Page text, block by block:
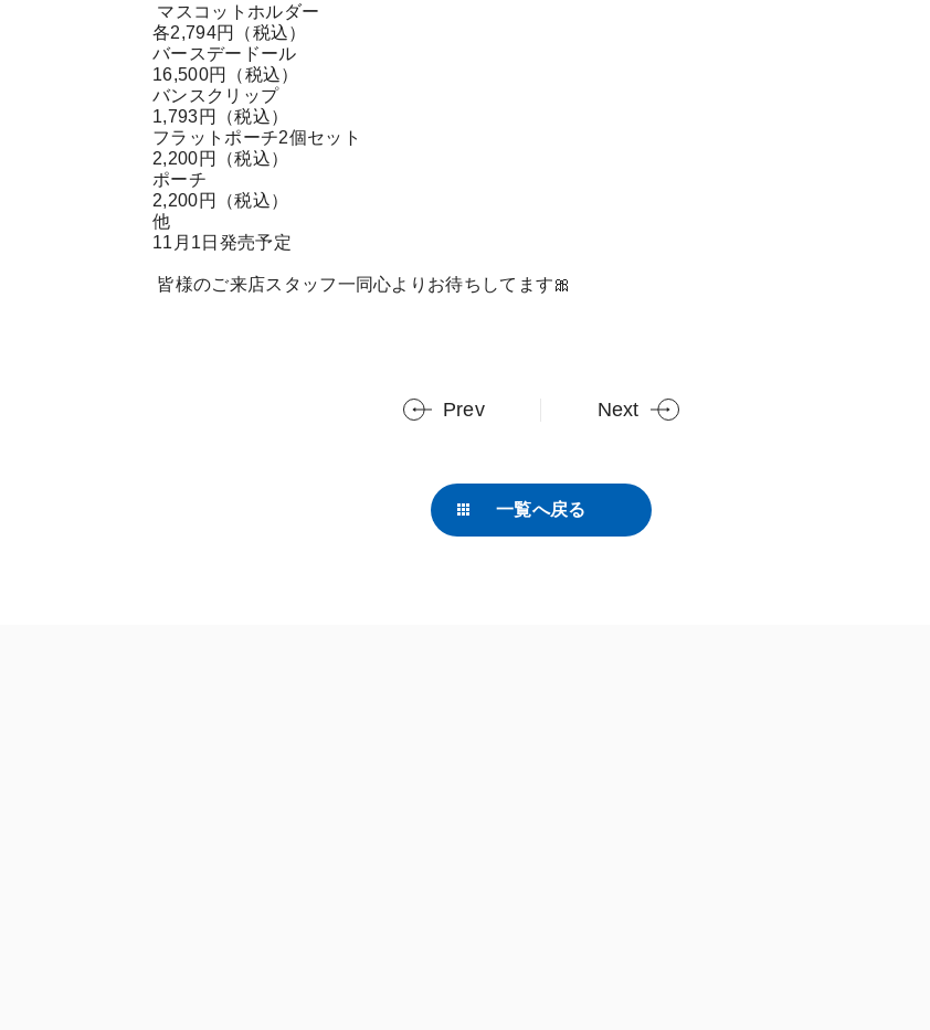
マスコットホルダー
各2,794円（税込）
バースデードール
16,500円（税込）
バンスクリップ
1,793円（税込）
フラットポーチ2個セット
2,200円（税込）
ポーチ
2,200円（税込）
他
11月1日発売予定
皆様のご来店スタッフ一同心よりお待ちしてます🎀
Prev Next
一覧へ戻る